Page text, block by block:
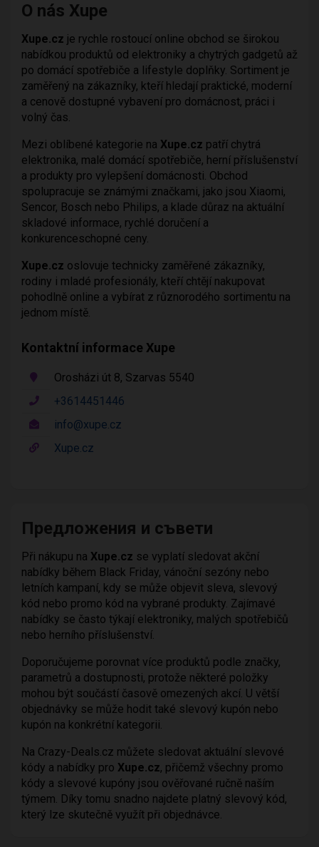
O nás Xupe
Xupe.cz je rychle rostoucí online obchod se širokou
nabídkou produktů od elektroniky a chytrých gadgetů až
po domácí spotřebiče a lifestyle doplňky. Sortiment je
zaměřený na zákazníky, kteří hledají praktické, moderní
a cenově dostupné vybavení pro domácnost, práci i
volný čas.
Mezi oblíbené kategorie na Xupe.cz patří chytrá
elektronika, malé domácí spotřebiče, herní příslušenství
a produkty pro vylepšení domácnosti. Obchod
spolupracuje se známými značkami, jako jsou Xiaomi,
Sencor, Bosch nebo Philips, a klade důraz na aktuální
skladové informace, rychlé doručení a
konkurenceschopné ceny.
Xupe.cz oslovuje technicky zaměřené zákazníky,
rodiny i mladé profesionály, kteří chtějí nakupovat
pohodlně online a vybírat z různorodého sortimentu na
jednom místě.
Kontaktní informace Xupe
Orosházi út 8, Szarvas 5540
+3614451446
info@xupe.cz
Xupe.cz
Предложения и съвети
Při nákupu na Xupe.cz se vyplatí sledovat akční
nabídky během Black Friday, vánoční sezóny nebo
letních kampaní, kdy se může objevit sleva, slevový
kód nebo promo kód na vybrané produkty. Zajímavé
nabídky se často týkají elektroniky, malých spotřebičů
nebo herního příslušenství.
Doporučujeme porovnat více produktů podle značky,
parametrů a dostupnosti, protože některé položky
mohou být součástí časově omezených akcí. U větší
objednávky se může hodit také slevový kupón nebo
kupón na konkrétní kategorii.
Na Crazy-Deals.cz můžete sledovat aktuální slevové
kódy a nabídky pro Xupe.cz, přičemž všechny promo
kódy a slevové kupóny jsou ověřované ručně naším
týmem. Díky tomu snadno najdete platný slevový kód,
který lze skutečně využít při objednávce.